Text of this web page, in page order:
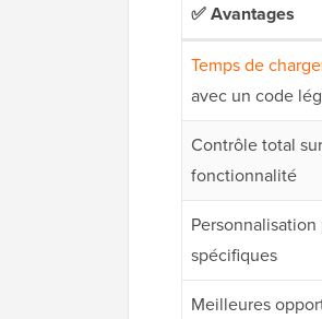
✅ Avantages
Temps de
avec un code
Contrôle total
fonctionnalité
spécifiques
Meilleures